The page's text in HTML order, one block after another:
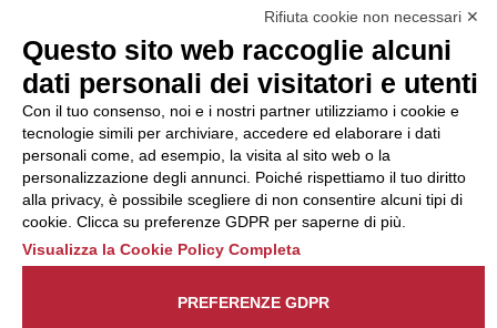
del Codice di Condotta, è
possibile presentare un
reclamo
all’Organismo di
Monitoraggio utilizzando
una delle modalità
descritte al seguente
indirizzo web
https://odm-
agenzielavoro.it/reclami/ .
Rifiuta cookie non necessari ✕
Questo sito web raccoglie alcuni
dati personali dei visitatori e utenti
Con il tuo consenso, noi e i nostri partner utilizziamo i cookie e
tecnologie simili per archiviare, accedere ed elaborare i dati
personali come, ad esempio, la visita al sito web o la
personalizzazione degli annunci. Poiché rispettiamo il tuo diritto
alla privacy, è possibile scegliere di non consentire alcuni tipi di
cookie. Clicca su preferenze GDPR per saperne di più.
Visualizza la Cookie Policy Completa
PREFERENZE GDPR